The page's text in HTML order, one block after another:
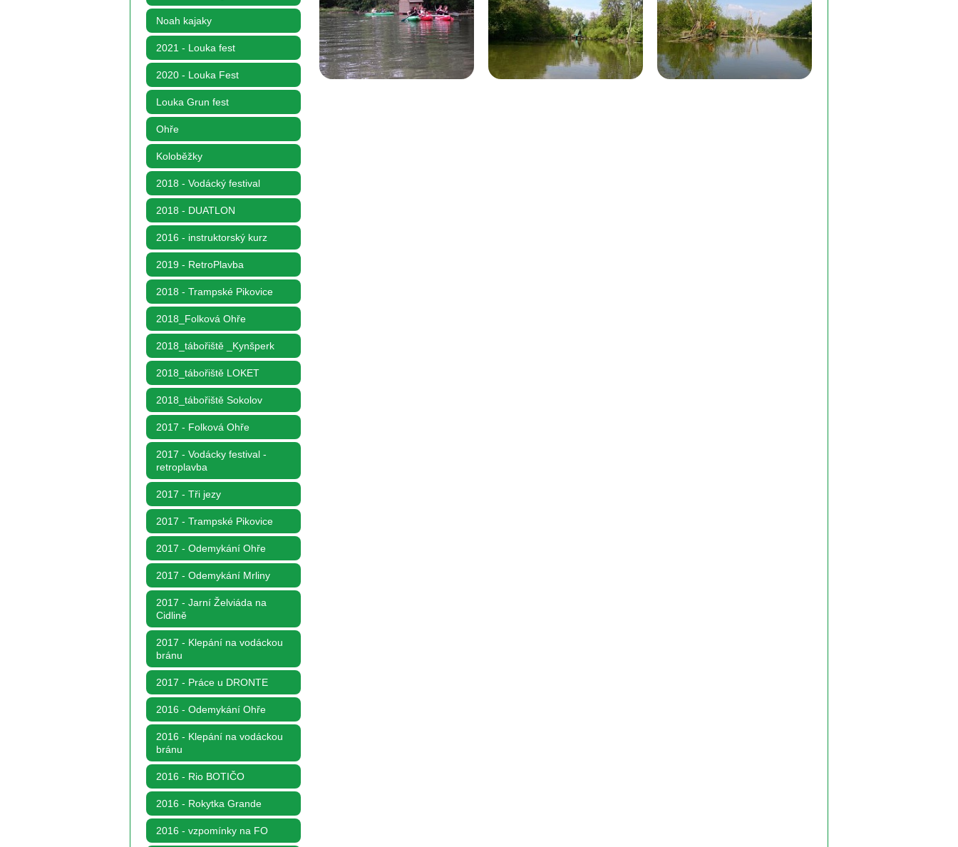
Noah kajaky
2021 - Louka fest
2020 - Louka Fest
Louka Grun fest
Ohře
Koloběžky
2018 - Vodácký festival
2018 - DUATLON
2016 - instruktorský kurz
2019 - RetroPlavba
2018 - Trampské Pikovice
2018_Folková Ohře
2018_tábořiště _Kynšperk
2018_tábořiště LOKET
2018_tábořiště Sokolov
2017 - Folková Ohře
2017 - Vodácky festival -
retroplavba
2017 - Tři jezy
2017 - Trampské Pikovice
2017 - Odemykání Ohře
2017 - Odemykání Mrliny
2017 - Jarní Želviáda na
Cidlině
2017 - Klepání na vodáckou
bránu
2017 - Práce u DRONTE
2016 - Odemykání Ohře
2016 - Klepání na vodáckou
bránu
2016 - Rio BOTIČO
2016 - Rokytka Grande
2016 - vzpomínky na FO